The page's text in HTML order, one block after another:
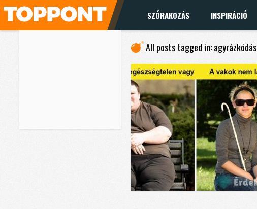
SZÓRAKOZÁS INSPIRÁCIÓ
All posts tagged in: agyrázkódás